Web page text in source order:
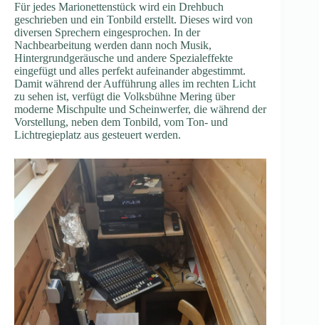
Für jedes Marionettenstück wird ein Drehbuch
geschrieben und ein Tonbild erstellt. Dieses wird von
diversen Sprechern eingesprochen. In der
Nachbearbeitung werden dann noch Musik,
Hintergrundgeräusche und andere Spezialeffekte
eingefügt und alles perfekt aufeinander abgestimmt.
Damit während der Aufführung alles im rechten Licht
zu sehen ist, verfügt die Volksbühne Mering über
moderne Mischpulte und Scheinwerfer, die während der
Vorstellung, neben dem Tonbild, vom Ton- und
Lichtregieplatz aus gesteuert werden.